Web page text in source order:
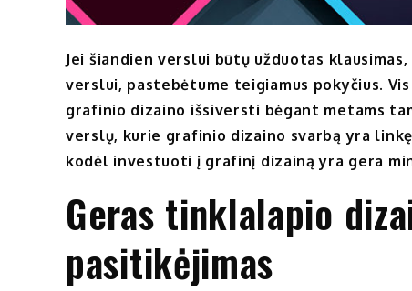
Jei šiandien verslui būtų užduotas
verslui, pastebėtume teigiamus pokyčius.
grafinio dizaino išsiversti bėgant metams
verslų, kurie grafinio dizaino svarbą yra
kodėl investuoti į grafinį dizainą yra gera
Geras tinklalapio
pasitikėjimas